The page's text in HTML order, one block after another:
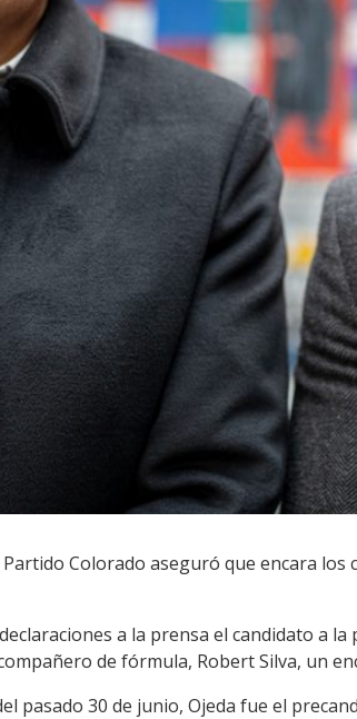
Colorado aseguró que encara los
a la prensa el candidato a
de fórmula, Robert Silva, un
pasado 30 de junio, Ojeda fue el